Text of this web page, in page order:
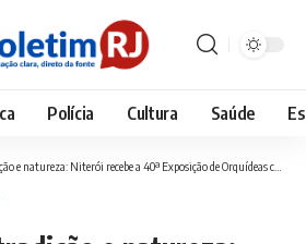
Polícia Cultura Saúde
Niterói recebe a 40ª Exposição de Orquídeas com apoio da Prefeitura – Prefeitura Municipal de Niterói